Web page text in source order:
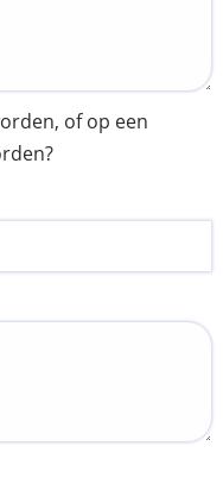
of op een